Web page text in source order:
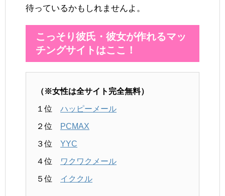
待っているかもしれませんよ。
こっそり彼氏・彼女が作れるマッ
チングサイトはここ！
（※女性は全サイト完全無料）
１位 ハッピーメール
２位 PCMAX
３位 YYC
４位 ワクワクメール
５位 イククル